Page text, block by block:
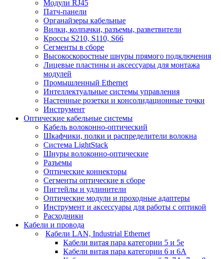
Модули RJ45
Патч-панели
Органайзеры кабельные
Вилки, колпачки, разъемы, разветвители
Кроссы S210, S110, S66
Сегменты в сборе
Высокоскоростные шнуры прямого подключения
Лицевые пластины и аксессуары для монтажа
модулей
Промышленный Ethernet
Интеллектуальные системы управления
Настенные розетки и консолидационные точки
Инструмент
Оптические кабельные системы
Кабель волоконно-оптический
Шкафчики, полки и распределители волокна
Система LightStack
Шнуры волоконно-оптические
Разъемы
Оптические коннекторы
Сегменты оптические в сборе
Пигтейлы и удлинители
Оптические модули и проходные адаптеры
Инструмент и аксессуары для работы с оптикой
Расходники
Кабели и провода
Кабели LAN, Industrial Ethernet
Кабели витая пара категории 5 и 5е
Кабели витая пара категории 6 и 6A